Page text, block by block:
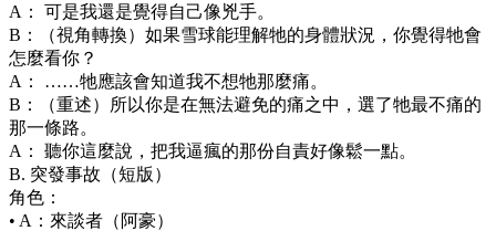
A： 可是我還是覺得自己像兇手。
B：（視角轉換）如果雪球能理解牠的身體狀況，你覺得牠會
怎麼看你？
A： ……牠應該會知道我不想牠那麼痛。
B：（重述）所以你是在無法避免的痛之中，選了牠最不痛的
那一條路。
A： 聽你這麼說，把我逼瘋的那份自責好像鬆一點。
B. 突發事故（短版）
角色：
• A：來談者（阿豪）